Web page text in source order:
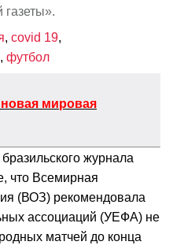
газеты».
, covid 19,
, футбол
новая мировая
журнала
что Всемирная
(ВОЗ) рекомендовала
ассоциаций (УЕФА) не
матчей до конца